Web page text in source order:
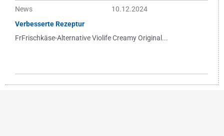
News
10.12.2024
Verbesserte Rezeptur
FrFrischkäse-Alternative Violife Creamy Original...